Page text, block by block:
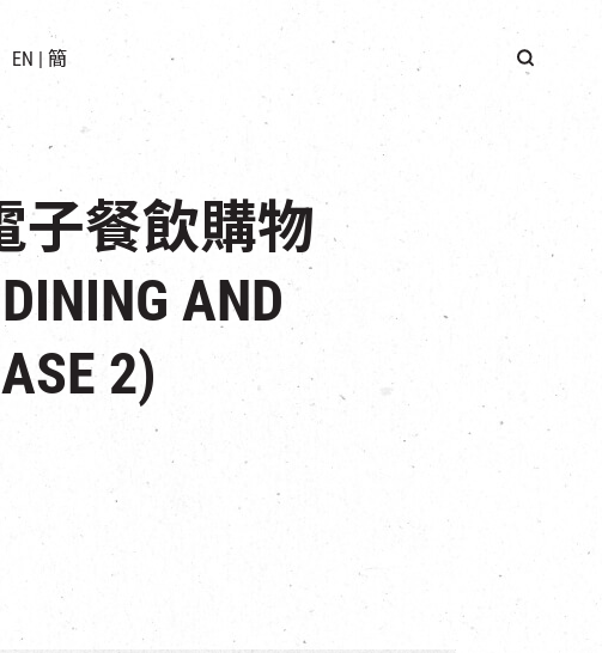
EN | 簡
子餐飲購物
AND
2)